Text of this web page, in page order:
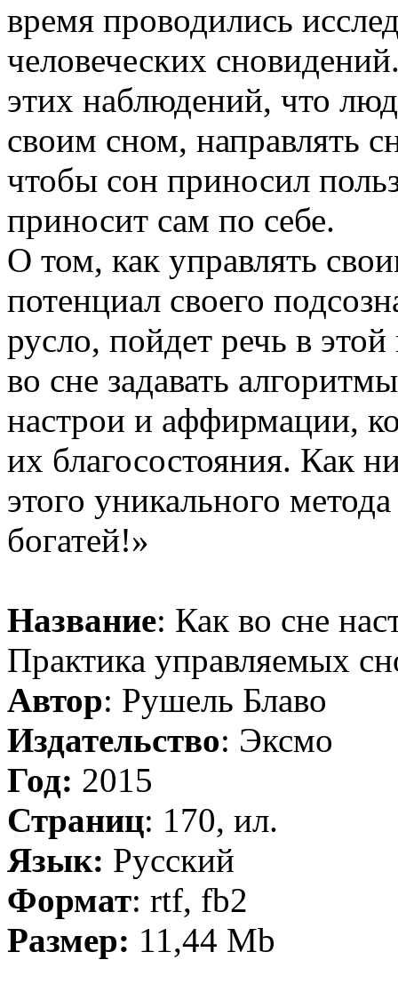
время проводились
человеческих
этих наблюдений, что
своим сном, направлять
чтобы сон приносил
приносит сам по себе.
О том, как управлять
потенциал своего
русло, пойдет речь в
во сне задавать
настрои и аффирмации,
их благосостояния. Как
этого уникального
богатей!»
Название: Как во сне
Практика управляемых
Автор: Рушель Блаво
Издательство: Эксмо
Год: 2015
Страниц: 170, ил.
Язык: Русский
Формат: rtf, fb2
Размер: 11,44 Mb